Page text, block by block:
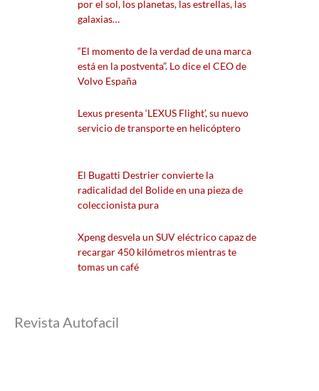
por el sol, los planetas, las estrellas, las
galaxias…
“El momento de la verdad de una marca
está en la postventa”. Lo dice el CEO de
Volvo España
Lexus presenta ‘LEXUS Flight’, su nuevo
servicio de transporte en helicóptero
El Bugatti Destrier convierte la
radicalidad del Bolide en una pieza de
coleccionista pura
Xpeng desvela un SUV eléctrico capaz de
recargar 450 kilómetros mientras te
tomas un café
Revista Autofacil